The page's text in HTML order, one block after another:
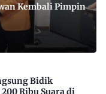
Kembali Pimpin
Bidik
Ribu Suara di